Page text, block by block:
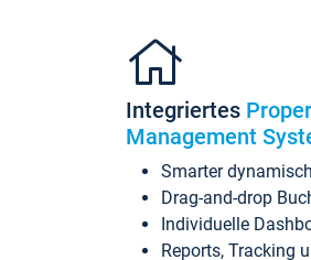
Integriertes
Management
Smarter
Drag-and-drop
Individuelle
Reports, Tracking